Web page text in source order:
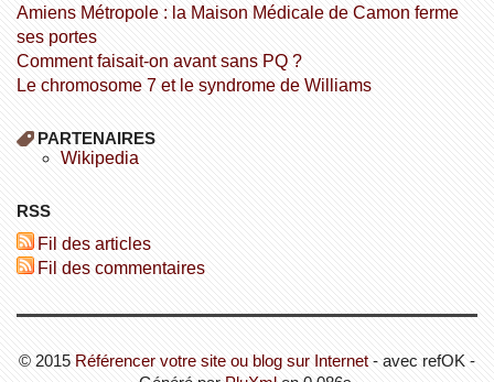
Amiens Métropole : la Maison Médicale de Camon ferme
ses portes
Comment faisait-on avant sans PQ ?
Le chromosome 7 et le syndrome de Williams
PARTENAIRES
wikipedia
RSS
Fil des articles
Fil des commentaires
© 2015 Référencer votre site ou blog sur Internet - avec refOK -